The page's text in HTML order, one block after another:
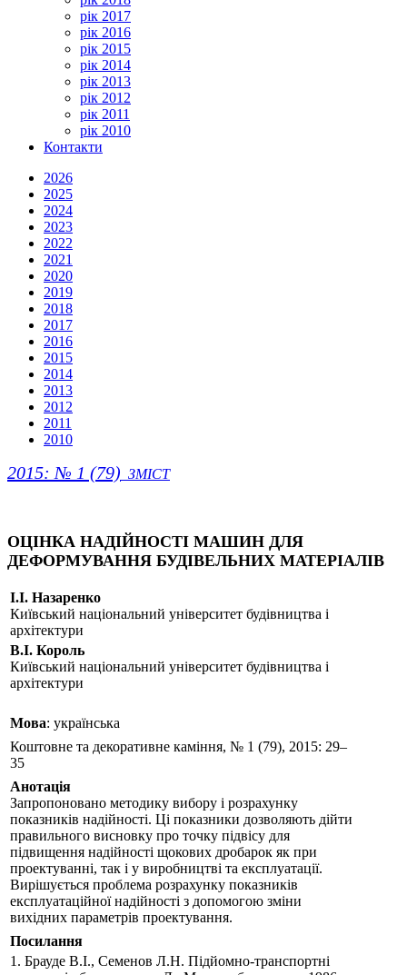
рік 2017
рік 2016
рік 2015
рік 2014
рік 2013
рік 2012
рік 2011
рік 2010
Контакти
2026
2025
2024
2023
2022
2021
2020
2019
2018
2017
2016
2015
2014
2013
2012
2011
2010
2015: № 1 (79) ЗМІСТ
ОЦІНКА НАДІЙНОСТІ МАШИН ДЛЯ
ДЕФОРМУВАННЯ БУДІВЕЛЬНИХ МАТЕРІАЛІВ
I.I. Назаренко
Київський національний університет будівництва і
архітектури
В.І. Король
Київський національний університет будівництва і
архітектури
Мова: українська
Коштовне та декоративне каміння, № 1 (79), 2015: 29–
35
Анотація
Запропоновано методику вибору і розрахунку
показників надійності. Ці показники дозволяють дійти
правильного висновку про точку підвісу для
підвищення надійності щокових дробарок як при
проектуванні, так і у виробництві та експлуатації.
Вирішується проблема розрахунку показників
експлуатаційної надійності з допомогою зміни
вихідних параметрів проектування.
Посилання
1. Брауде В.І., Семенов Л.Н. Підйомно-транспортні